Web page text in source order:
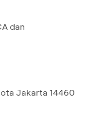
dan
Jakarta 14460